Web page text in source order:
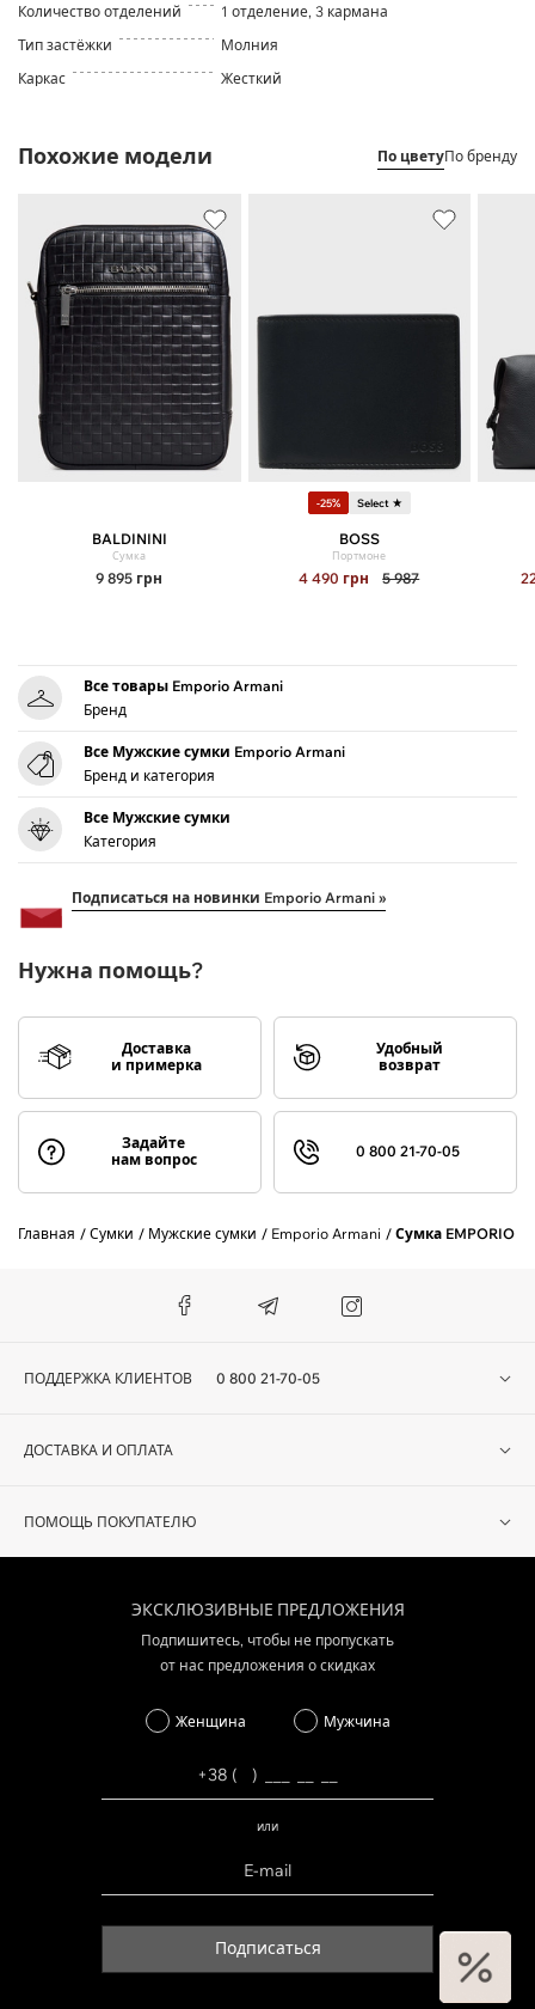
Количество отделений
1 отделение, 3 кармана
Тип застёжки
Молния
Каркас
Жесткий
Похожие модели По цветуПо бренду
BALDININI
Сумка
9 895 грн
-25% Select ★
BOSS
Портмоне
4 490 грн 5 987
Все товары Emporio Armani
Бренд
Все Мужские сумки Emporio Armani
Бренд и категория
Все Мужские сумки
Категория
Подписаться на новинки Emporio Armani »
Нужна помощь?
Доставка
и примерка
Удобный
возврат
Задайте
нам вопрос
0 800 21-70-05
Главная Сумки Мужские сумки Emporio Armani Сумка EMPORIO
ПОДДЕРЖКА КЛИЕНТОВ 0 800 21-70-05
ДОСТАВКА И ОПЛАТА
ПОМОЩЬ ПОКУПАТЕЛЮ
ЭКСКЛЮЗИВНЫЕ ПРЕДЛОЖЕНИЯ
Подпишитесь, чтобы не пропускать
от нас предложения о скидках
Женщина Мужчина
или
Подписаться